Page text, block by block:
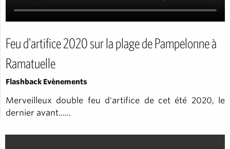
Feu d'artifice 2020 sur la plage de Pampelonne à
Ramatuelle
Flashback Evènements
Merveilleux double feu d'artifice de cet été 2020, le
dernier avant......